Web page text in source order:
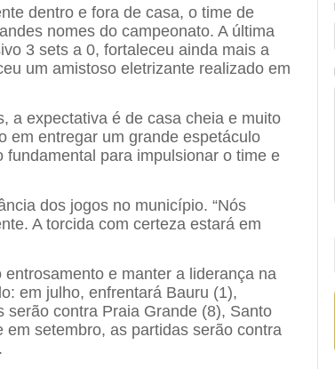
dentro e fora de casa, o time de
nomes do campeonato. A última
3 sets a 0, fortaleceu ainda mais a
um amistoso eletrizante realizado em
a expectativa é de casa cheia e muito
em entregar um grande espetáculo
para impulsionar o time e
dos jogos no município. “Nós
A torcida com certeza estará em
e manter a liderança na
em julho, enfrentará Bauru (1),
contra Praia Grande (8), Santo
setembro, as partidas serão contra